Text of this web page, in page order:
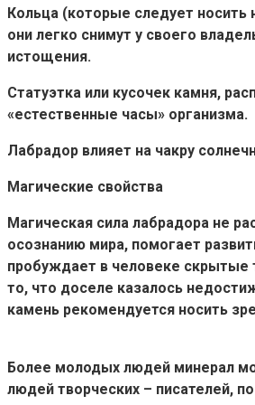
Кольца (которые следует
они легко снимут у своего
истощения.
Статуэтка или кусочек камня,
«естественные часы» организма.
Лабрадор влияет на чакру
Магические свойства
Магическая сила лабрадора не
осознанию мира, помогает
пробуждает в человеке скрытые
то, что доселе казалось
камень рекомендуется носить
Более молодых людей минерал
людей творческих – писателей,